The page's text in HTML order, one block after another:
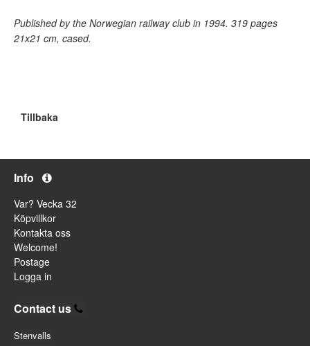
Published by the Norwegian railway club in 1994. 319 pages
21x21 cm, cased.
Tillbaka
Info
Var? Vecka 32
Köpvillkor
Kontakta oss
Welcome!
Postage
Logga in
Contact us
Stenvalls